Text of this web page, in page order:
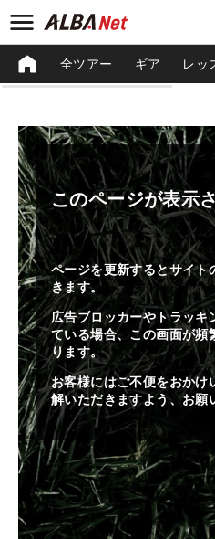
全ツアー ギア レッ
このページが表示
ページを更新するとサイト
きます。
広告ブロッカーやトラッキ
ている場合、この画面が頻
ります。
お客様にはご不便をおかけ
解いただきますよう、お願